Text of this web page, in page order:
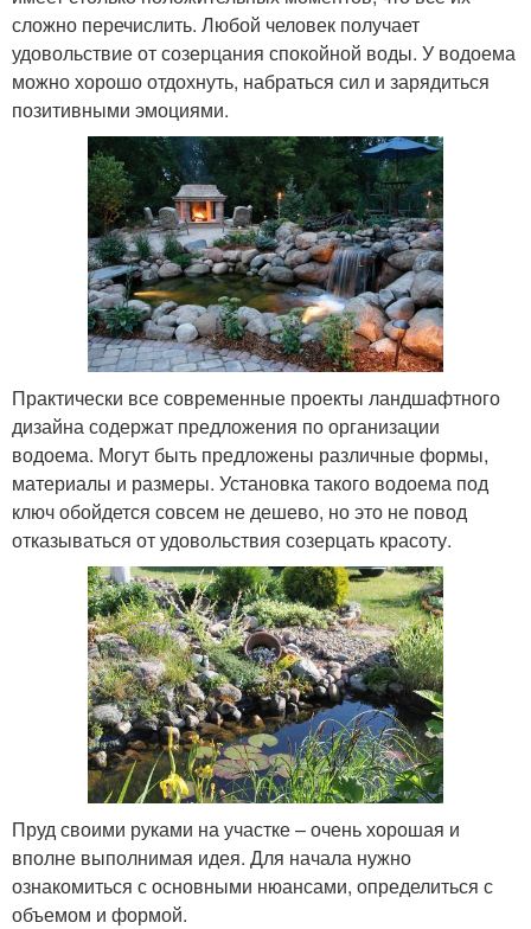
сложно перечислить. Любой человек получает
удовольствие от созерцания спокойной воды. У водоема
можно хорошо отдохнуть, набраться сил и зарядиться
позитивными эмоциями.
Практически все современные проекты ландшафтного
дизайна содержат предложения по организации
водоема. Могут быть предложены различные формы,
материалы и размеры. Установка такого водоема под
ключ обойдется совсем не дешево, но это не повод
отказываться от удовольствия созерцать красоту.
Пруд своими руками на участке – очень хорошая и
вполне выполнимая идея. Для начала нужно
ознакомиться с основными нюансами, определиться с
объемом и формой.